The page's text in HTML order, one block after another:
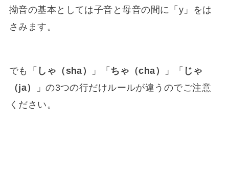
拗音の基本としては子音と母音の間に「y」をは
さみます。
でも「 しゃ（sha） 」「 ちゃ（cha） 」「 じゃ
（ja）
」の3つの行だけルールが違うのでご注意
ください。